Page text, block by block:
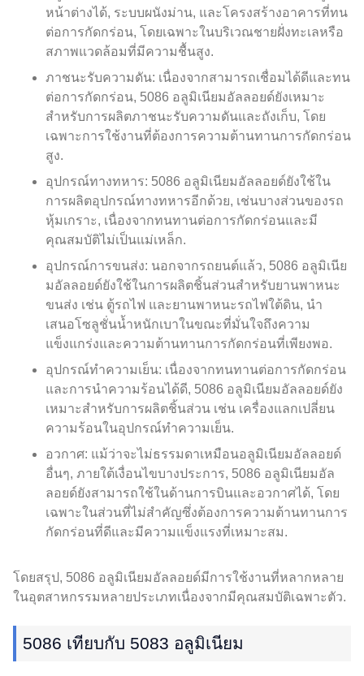
หน้าต่างได้, ระบบผนังม่าน, และโครงสร้างอาคารที่ทน
ต่อการกัดกร่อน, โดยเฉพาะในบริเวณชายฝั่งทะเลหรือ
สภาพแวดล้อมที่มีความชื้นสูง.
ภาชนะรับความดัน: เนื่องจากสามารถเชื่อมได้ดีและทน
ต่อการกัดกร่อน, 5086 อลูมิเนียมอัลลอยด์ยังเหมาะ
สำหรับการผลิตภาชนะรับความดันและถังเก็บ, โดย
เฉพาะการใช้งานที่ต้องการความต้านทานการกัดกร่อน
สูง.
อุปกรณ์ทางทหาร: 5086 อลูมิเนียมอัลลอยด์ยังใช้ใน
การผลิตอุปกรณ์ทางทหารอีกด้วย, เช่นบางส่วนของรถ
หุ้มเกราะ, เนื่องจากทนทานต่อการกัดกร่อนและมี
คุณสมบัติไม่เป็นแม่เหล็ก.
อุปกรณ์การขนส่ง: นอกจากรถยนต์แล้ว, 5086 อลูมิเนีย
มอัลลอยด์ยังใช้ในการผลิตชิ้นส่วนสำหรับยานพาหนะ
ขนส่ง เช่น ตู้รถไฟ และยานพาหนะรถไฟใต้ดิน, นำ
เสนอโซลูชั่นน้ำหนักเบาในขณะที่มั่นใจถึงความ
แข็งแกร่งและความต้านทานการกัดกร่อนที่เพียงพอ.
อุปกรณ์ทำความเย็น: เนื่องจากทนทานต่อการกัดกร่อน
และการนำความร้อนได้ดี, 5086 อลูมิเนียมอัลลอยด์ยัง
เหมาะสำหรับการผลิตชิ้นส่วน เช่น เครื่องแลกเปลี่ยน
ความร้อนในอุปกรณ์ทำความเย็น.
อวกาศ: แม้ว่าจะไม่ธรรมดาเหมือนอลูมิเนียมอัลลอยด์
อื่นๆ, ภายใต้เงื่อนไขบางประการ, 5086 อลูมิเนียมอัล
ลอยด์ยังสามารถใช้ในด้านการบินและอวกาศได้, โดย
เฉพาะในส่วนที่ไม่สำคัญซึ่งต้องการความต้านทานการ
กัดกร่อนที่ดีและมีความแข็งแรงที่เหมาะสม.
โดยสรุป, 5086 อลูมิเนียมอัลลอยด์มีการใช้งานที่หลากหลาย
ในอุตสาหกรรมหลายประเภทเนื่องจากมีคุณสมบัติเฉพาะตัว.
5086 เทียบกับ 5083 อลูมิเนียม